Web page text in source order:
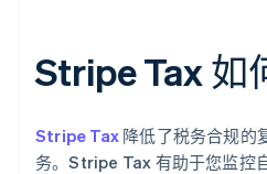
Stripe Tax 如
Stripe Tax 降低了税务合规的
务。Stripe Tax 有助于您监控